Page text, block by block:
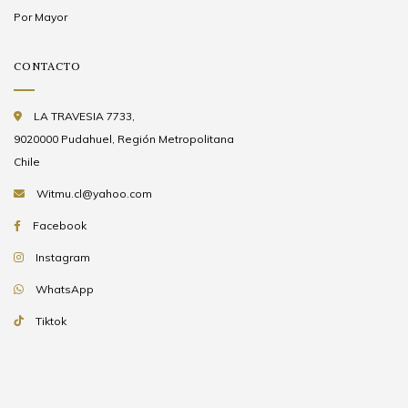
Por Mayor
CONTACTO
LA TRAVESIA 7733,
9020000 Pudahuel, Región Metropolitana
Chile
Witmu.cl@yahoo.com
Facebook
Instagram
WhatsApp
Tiktok